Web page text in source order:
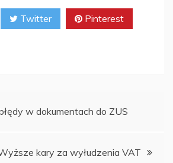
Twitter Pinterest
w dokumentach do ZUS
kary za wyłudzenia VAT